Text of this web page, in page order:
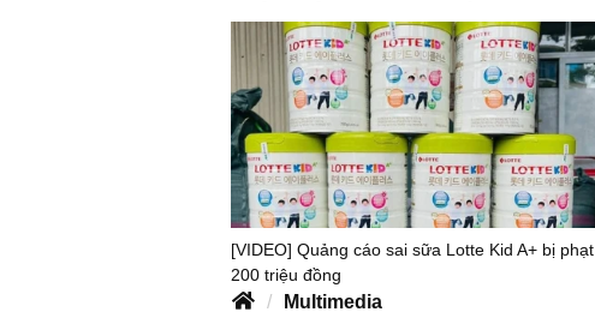
[VIDEO] Quảng cáo sai sữa Lotte Kid A+ bị phạt
200 triệu đồng
Multimedia